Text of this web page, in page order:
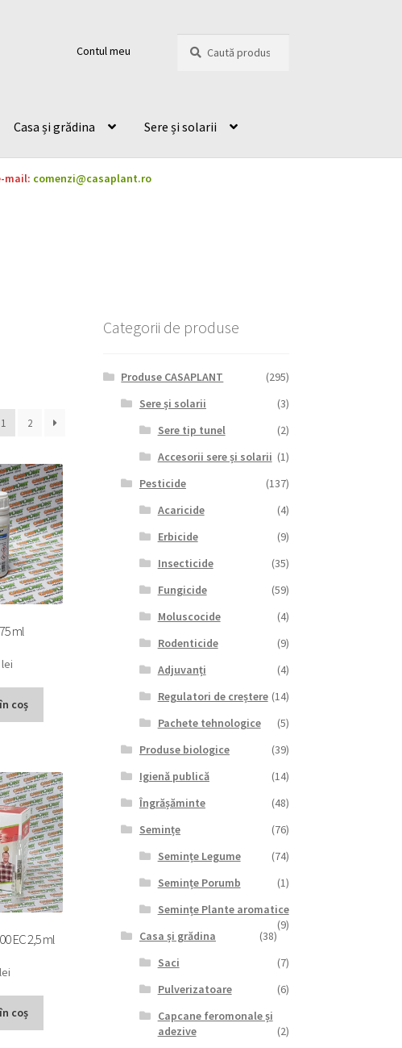
Contul meu
după:
Casa și grădina Sere și solarii
mail: comenzi@casaplant.ro
1 2
ml
lei
coș
EC 2,5 ml
lei
coș
Categorii de produse
Produse CASAPLANT
(295)
Sere și solarii
(3)
Sere tip tunel
(2)
Accesorii sere și solarii (1)
Pesticide
(137)
Acaricide
(4)
Erbicide
(9)
Insecticide
(35)
Fungicide
(59)
Moluscocide
(4)
Rodenticide
(9)
Adjuvanți
(4)
Regulatori de creștere (14)
Pachete tehnologice
(5)
Produse biologice
(39)
Igienă publică
(14)
Îngrășăminte
(48)
Semințe
(76)
Semințe Legume
(74)
Semințe Porumb
(1)
Semințe Plante aromatice
(9)
Casa și grădina
(38)
Saci
(7)
Pulverizatoare
(6)
Capcane feromonale și
adezive
(2)